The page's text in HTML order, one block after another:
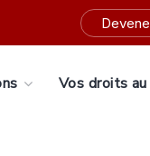
Vos droits